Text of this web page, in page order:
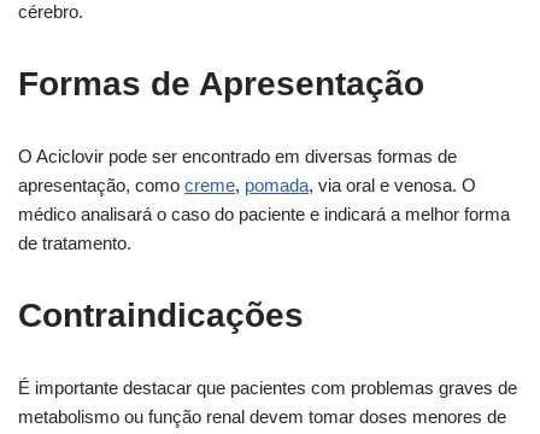
cérebro.
Formas de Apresentação
O Aciclovir pode ser encontrado em diversas formas de
apresentação, como creme, pomada, via oral e venosa. O
médico analisará o caso do paciente e indicará a melhor forma
de tratamento.
Contraindicações
É importante destacar que pacientes com problemas graves de
metabolismo ou função renal devem tomar doses menores de